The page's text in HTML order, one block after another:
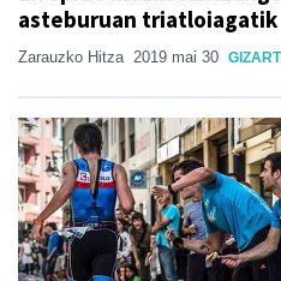
asteburuan triatloiagatik
Zarauzko Hitza 2019 mai 30